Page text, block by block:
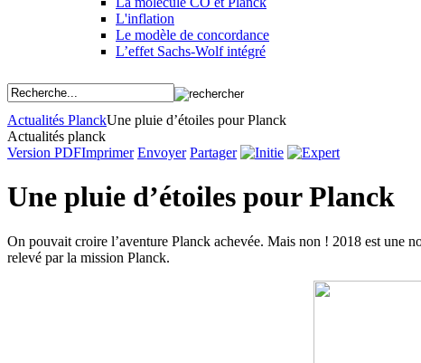
L'inflation
Le modèle de concordance
L’effet Sachs-Wolf intégré
Actualités PlanckUne pluie d’étoiles pour Planck
Actualités planck
Version PDFImprimer Envoyer Partager
Une pluie d’étoiles pour Planck
On pouvait croire l’aventure Planck achevée. Mais non ! 2018 est une
relevé par la mission Planck.